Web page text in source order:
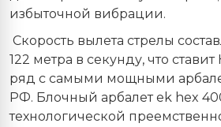
избыточной вибрации.
Скорость вылета стрелы
122 метра в секунду, что
ряд с самыми мощными
РФ. Блочный арбалет ek hex
технологической